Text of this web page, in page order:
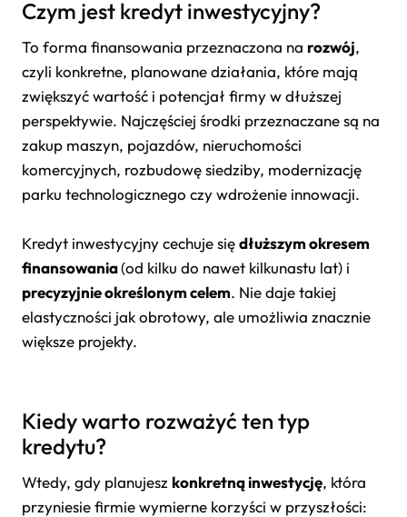
Czym jest kredyt inwestycyjny?
To forma finansowania przeznaczona na rozwój,
czyli konkretne, planowane działania, które mają
zwiększyć wartość i potencjał firmy w dłuższej
perspektywie. Najczęściej środki przeznaczane są na
zakup maszyn, pojazdów, nieruchomości
komercyjnych, rozbudowę siedziby, modernizację
parku technologicznego czy wdrożenie innowacji.
Kredyt inwestycyjny cechuje siędłuższym okresem
finansowania(od kilku do nawet kilkunastu lat) i
precyzyjnie określonym celem. Nie daje takiej
elastyczności jak obrotowy, ale umożliwia znacznie
większe projekty.
Kiedy warto rozważyć ten typ
kredytu?
Wtedy, gdy planujesz konkretną inwestycję, która
przyniesie firmie wymierne korzyści w przyszłości: